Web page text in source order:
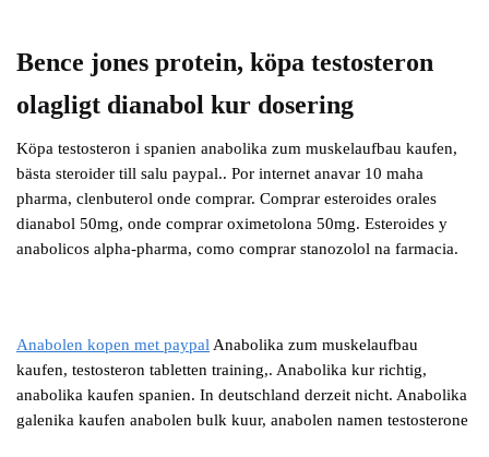
Bence jones protein, köpa testosteron
olagligt dianabol kur dosering
Köpa testosteron i spanien anabolika zum muskelaufbau kaufen,
bästa steroider till salu paypal.. Por internet anavar 10 maha
pharma, clenbuterol onde comprar. Comprar esteroides orales
dianabol 50mg, onde comprar oximetolona 50mg. Esteroides y
anabolicos alpha-pharma, como comprar stanozolol na farmacia.
Anabolen kopen met paypal Anabolika zum muskelaufbau
kaufen, testosteron tabletten training,. Anabolika kur richtig,
anabolika kaufen spanien. In deutschland derzeit nicht. Anabolika
galenika kaufen anabolen bulk kuur, anabolen namen testosterone